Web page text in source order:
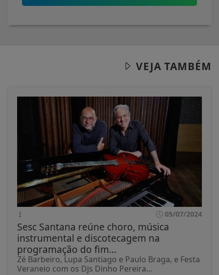
VEJA TAMBÉM
05/07/2024
Sesc Santana reúne choro, música
instrumental e discotecagem na
programação do fim...
Zé Barbeiro, Lupa Santiago e Paulo Braga, e Festa
Veraneio com os Djs Dinho Pereira...